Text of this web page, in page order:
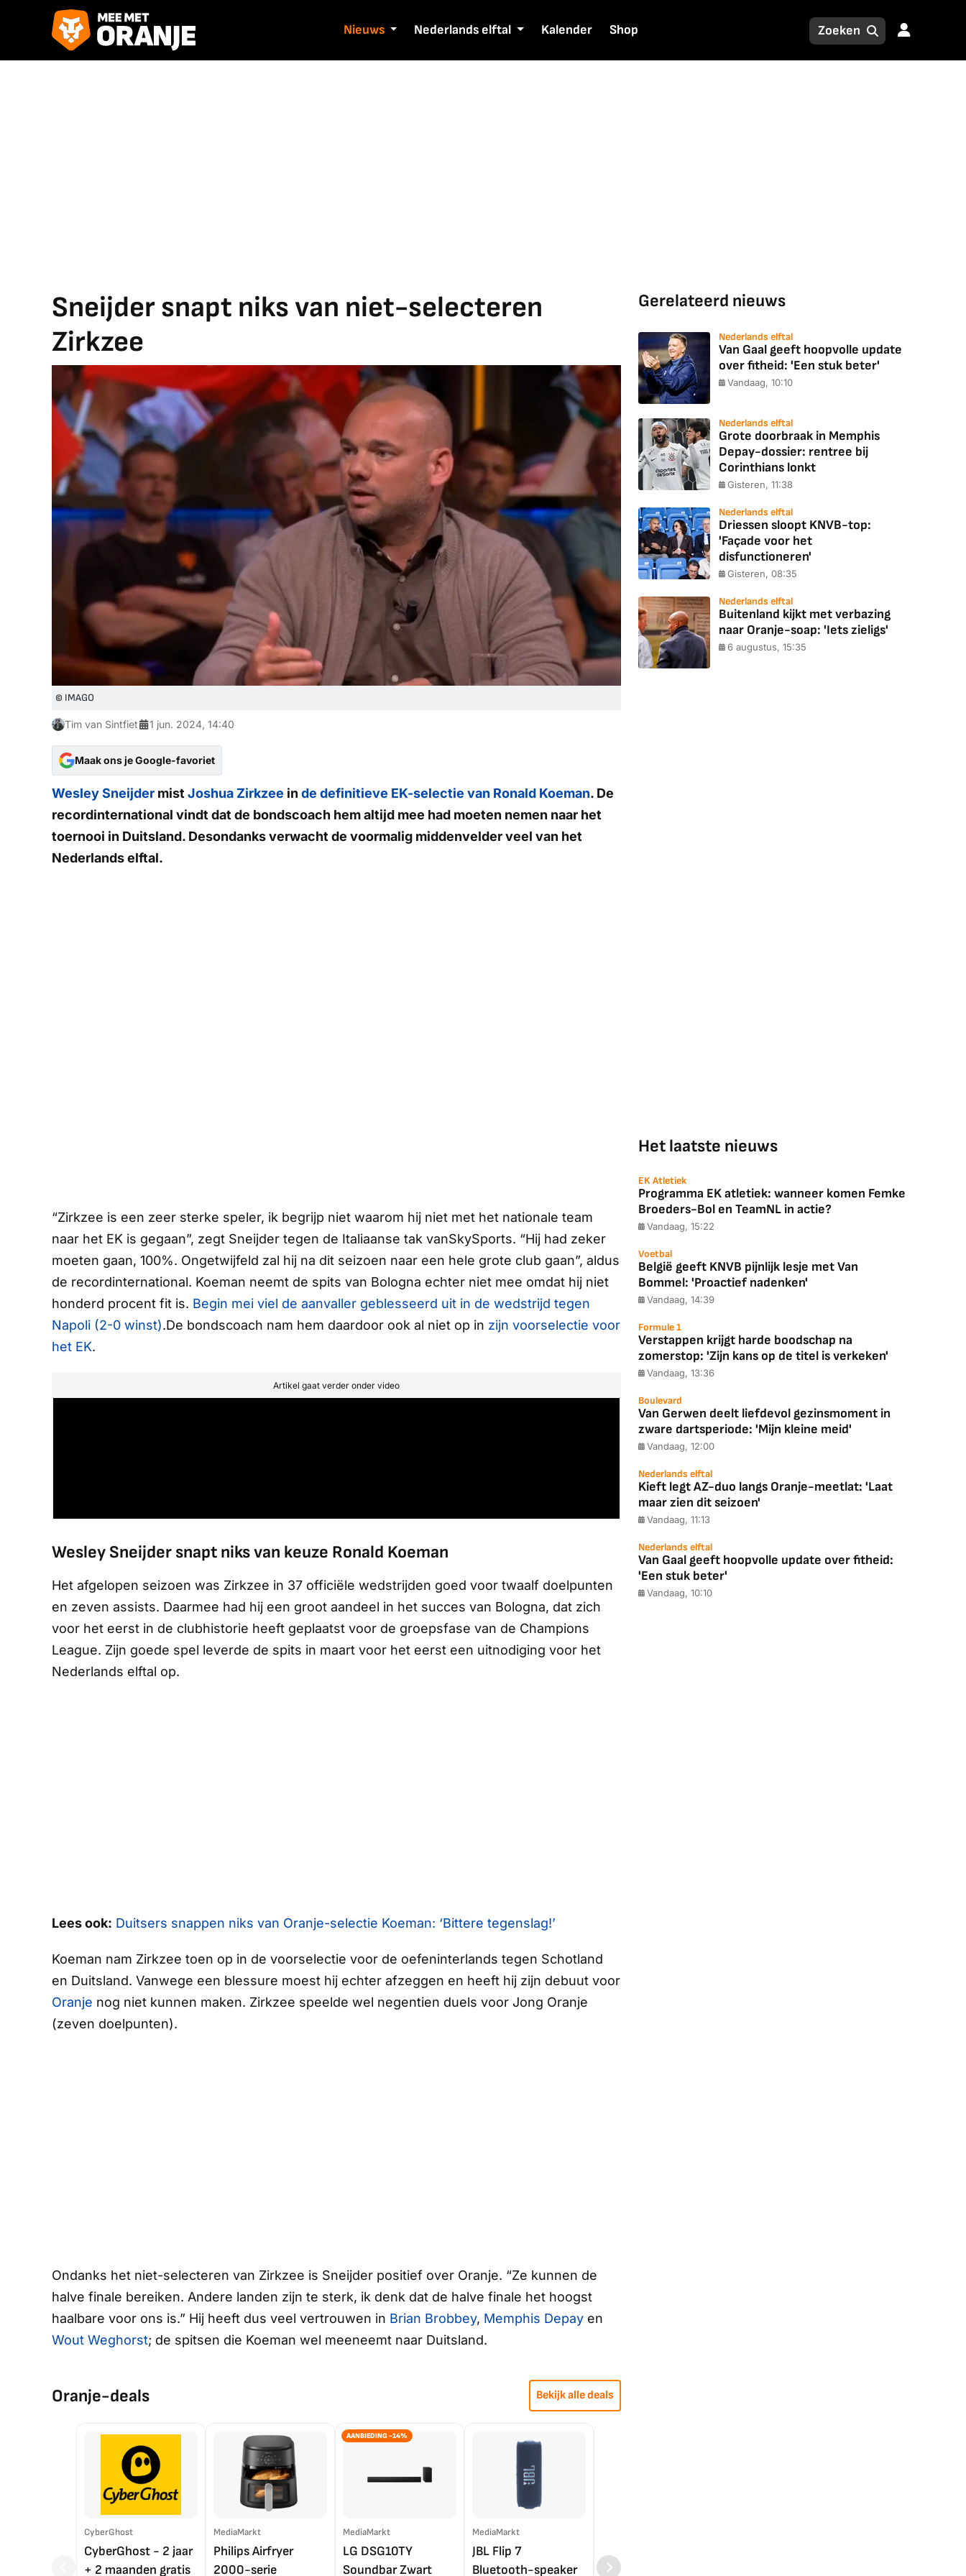
Nieuws Nederlands elftal Kalender Shop
Sneijder snapt niks van niet-selecteren
Zirkzee
© IMAGO
Tim van Sintfiet 1 jun. 2024, 14:40
Maak ons je Google-favoriet
Wesley Sneijder mist Joshua Zirkzee in de definitieve EK-selectie van Ronald Koeman. De
recordinternational vindt dat de bondscoach hem altijd mee had moeten nemen naar het
toernooi in Duitsland. Desondanks verwacht de voormalig middenvelder veel van het
Nederlands elftal.
“Zirkzee is een zeer sterke speler, ik begrijp niet waarom hij niet met het nationale team
naar het EK is gegaan”, zegt Sneijder tegen de Italiaanse tak vanSkySports. “Hij had zeker
moeten gaan, 100%. Ongetwijfeld zal hij na dit seizoen naar een hele grote club gaan”, aldus
de recordinternational. Koeman neemt de spits van Bologna echter niet mee omdat hij niet
honderd procent fit is. Begin mei viel de aanvaller geblesseerd uit in de wedstrijd tegen
Napoli (2-0 winst).De bondscoach nam hem daardoor ook al niet op in zijn voorselectie voor
het EK.
Artikel gaat verder onder video
Wesley Sneijder snapt niks van keuze Ronald Koeman
Het afgelopen seizoen was Zirkzee in 37 officiële wedstrijden goed voor twaalf doelpunten
en zeven assists. Daarmee had hij een groot aandeel in het succes van Bologna, dat zich
voor het eerst in de clubhistorie heeft geplaatst voor de groepsfase van de Champions
League. Zijn goede spel leverde de spits in maart voor het eerst een uitnodiging voor het
Nederlands elftal op.
Lees ook: Duitsers snappen niks van Oranje-selectie Koeman: ‘Bittere tegenslag!’
Koeman nam Zirkzee toen op in de voorselectie voor de oefeninterlands tegen Schotland
en Duitsland. Vanwege een blessure moest hij echter afzeggen en heeft hij zijn debuut voor
Oranje nog niet kunnen maken. Zirkzee speelde wel negentien duels voor Jong Oranje
(zeven doelpunten).
Ondanks het niet-selecteren van Zirkzee is Sneijder positief over Oranje. “Ze kunnen de
halve finale bereiken. Andere landen zijn te sterk, ik denk dat de halve finale het hoogst
haalbare voor ons is.” Hij heeft dus veel vertrouwen in Brian Brobbey, Memphis Depay en
Wout Weghorst; de spitsen die Koeman wel meeneemt naar Duitsland.
Oranje-deals Bekijk alle deals
CyberGhost
CyberGhost - 2 jaar
+ 2 maanden gratis
MediaMarkt
Philips Airfryer
2000-serie
AANBIEDING -14%
MediaMarkt
LG DSG10TY
Soundbar Zwart
MediaMarkt
JBL Flip 7
Bluetooth-speaker
LG OLED55C56LB
4K TV (2025)
Gerelateerd nieuws
Nederlands elftal
Van Gaal geeft hoopvolle update
over fitheid: 'Een stuk beter'
Vandaag, 10:10
Nederlands elftal
Grote doorbraak in Memphis
Depay-dossier: rentree bij
Corinthians lonkt
Gisteren, 11:38
Nederlands elftal
Driessen sloopt KNVB-top:
'Façade voor het
disfunctioneren'
Gisteren, 08:35
Nederlands elftal
Buitenland kijkt met verbazing
naar Oranje-soap: 'Iets zieligs'
6 augustus, 15:35
Het laatste nieuws
EK Atletiek
Programma EK atletiek: wanneer komen Femke
Broeders-Bol en TeamNL in actie?
Vandaag, 15:22
Voetbal
België geeft KNVB pijnlijk lesje met Van
Bommel: 'Proactief nadenken'
Vandaag, 14:39
Formule 1
Verstappen krijgt harde boodschap na
zomerstop: 'Zijn kans op de titel is verkeken'
Vandaag, 13:36
Boulevard
Van Gerwen deelt liefdevol gezinsmoment in
zware dartsperiode: 'Mijn kleine meid'
Vandaag, 12:00
Nederlands elftal
Kieft legt AZ-duo langs Oranje-meetlat: 'Laat
maar zien dit seizoen'
Vandaag, 11:13
Nederlands elftal
Van Gaal geeft hoopvolle update over fitheid:
'Een stuk beter'
Vandaag, 10:10